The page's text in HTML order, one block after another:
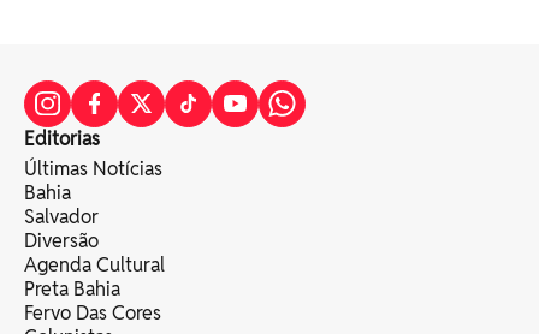
Editorias
Últimas Notícias
Bahia
Salvador
Diversão
Agenda Cultural
Preta Bahia
Fervo Das Cores